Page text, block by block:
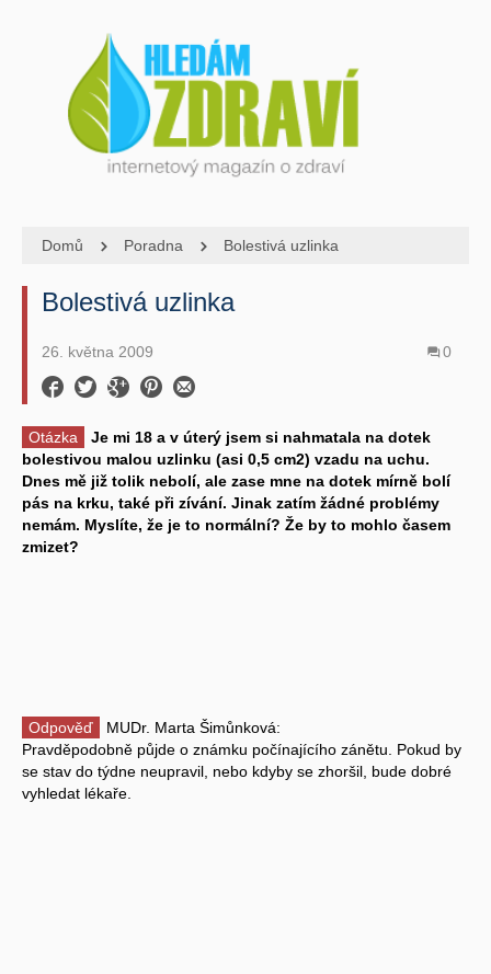
Domů Poradna Bolestivá uzlinka
Bolestivá uzlinka
26. května 2009 0
Otázka
Je mi 18 a v úterý jsem si nahmatala na dotek
bolestivou malou uzlinku (asi 0,5 cm2) vzadu na uchu.
Dnes mě již tolik nebolí, ale zase mne na dotek mírně bolí
pás na krku, také při zívání. Jinak zatím žádné problémy
nemám. Myslíte, že je to normální? Že by to mohlo časem
zmizet?
Odpověď
MUDr. Marta Šimůnková:
Pravděpodobně půjde o známku počínajícího zánětu. Pokud by
se stav do týdne neupravil, nebo kdyby se zhoršil, bude dobré
vyhledat lékaře.